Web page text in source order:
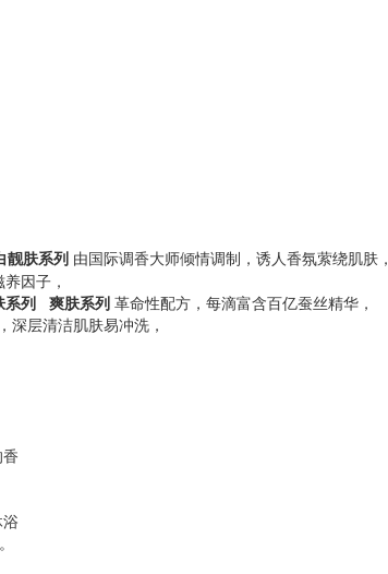
靓肤系列 由国际调香大师倾情调制，诱人香氛萦绕肌肤，
因子，
系列 爽肤系列 革命性配方，每滴富含百亿蚕丝精华，
层清洁肌肤易冲洗，